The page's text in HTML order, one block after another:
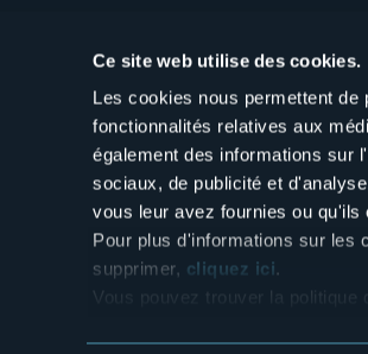
Ce site web utilise des cookies.
Les cookies nous permettent de
fonctionnalités relatives aux
également des informations sur
sociaux, de publicité et
vous leur avez fournies ou
Pour plus d'informations sur les
supprimer, cliquez ici.
Vous pouvez trouver la politique
dei Laghi Scrl
Corso Italia 26 - 28838 Stresa VB - Italy
e distrettolaghi@legalmail.it